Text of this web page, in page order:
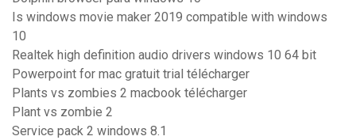
Is windows movie maker 2019 compatible with windows
10
Realtek high definition audio drivers windows 10 64 bit
Powerpoint for mac gratuit trial télécharger
Plants vs zombies 2 macbook télécharger
Plant vs zombie 2
Service pack 2 windows 8.1